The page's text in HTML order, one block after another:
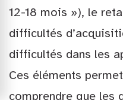
12-18 mois »), le
difficultés
difficultés dans les
Ces éléments
comprendre que les